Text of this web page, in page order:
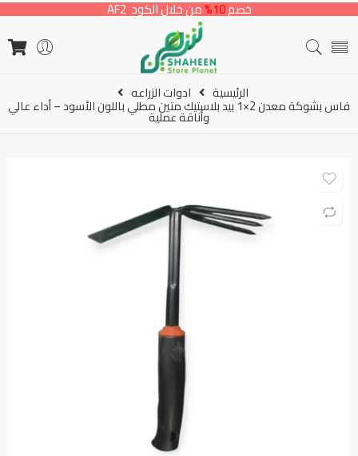
خصم10% من خلال الكود AF2
الرئيسية ادوات الزراعه
فاس بشوكة معدن 2×1 بيد بلاستيك متين مطلي باللون الأسود – أداء عالي
وأناقة عملية